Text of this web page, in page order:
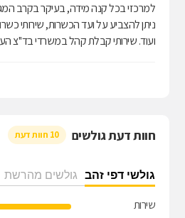
למרכזי בכל קנה מידה, בעיקר בקרב
ניתן להצביע על ועד הכשרות, שירותי
ועוד. שירותי קבלת קהל במשרדי בד''צ
חוות דעת גולשים 10 חוות דעת
גולשי דפי זהב גולשים מהרשת
שירות